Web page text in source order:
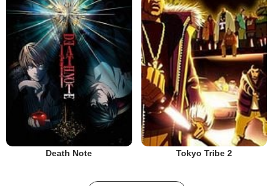
Death Note Tokyo Tribe 2